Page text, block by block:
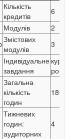
Кількість
кредитів
6
Модулів
2
Змістових
модулів
3
Індивідуальне
завдання
робота
Загальна
кількість
годин
180
Тижневих
годин:
аудиторних
4